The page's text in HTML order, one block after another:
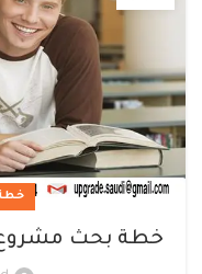
خطة بحث مشروع